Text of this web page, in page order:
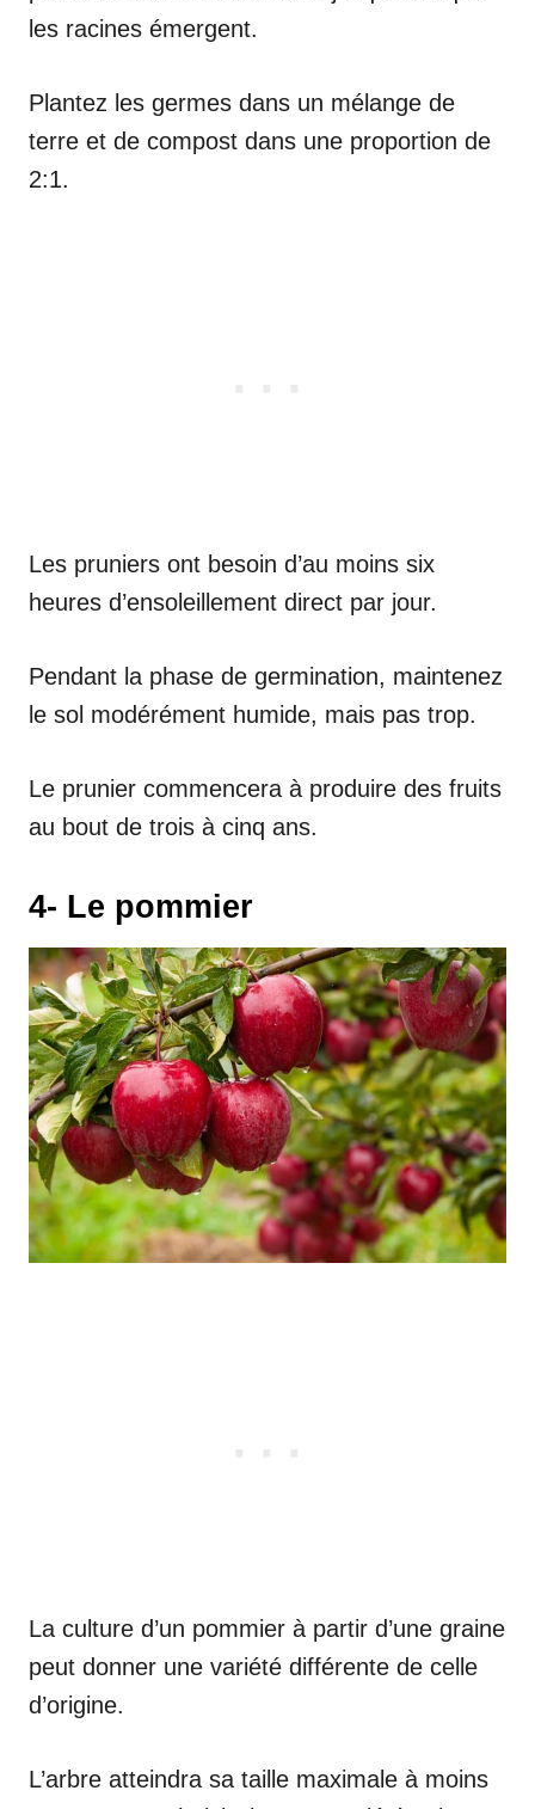
les racines émergent.
Plantez les germes dans un mélange de
terre et de compost dans une proportion de
2:1.
Les pruniers ont besoin d’au moins six
heures d’ensoleillement direct par jour.
Pendant la phase de germination, maintenez
le sol modérément humide, mais pas trop.
Le prunier commencera à produire des fruits
au bout de trois à cinq ans.
4- Le pommier
La culture d’un pommier à partir d’une graine
peut donner une variété différente de celle
d’origine.
L’arbre atteindra sa taille maximale à moins